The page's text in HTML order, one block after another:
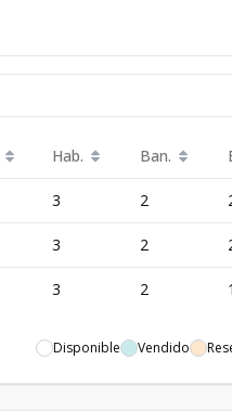
Hab. Ban.
3 2
3 2
3 2 1
Disponible Vendido